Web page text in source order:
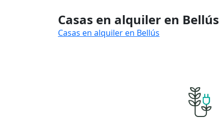
Casas en alquiler en Bellús
Casas en alquiler en Bellús